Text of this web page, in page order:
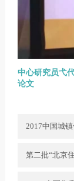
中心研究员弋
论文